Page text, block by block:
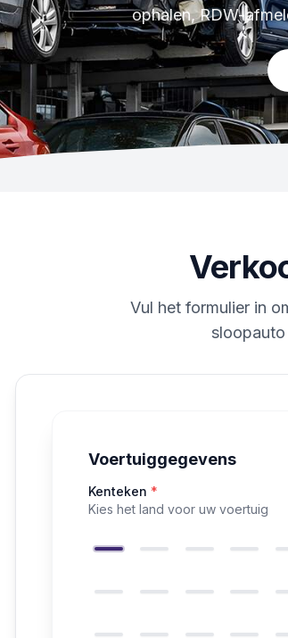
ophalen, RDW-
Vul het formulier in
Voertuiggegevens
Kenteken *
Kies het land voor uw voertuig